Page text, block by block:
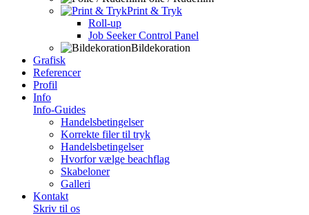
Print & Tryk
Roll-up
Job Seeker Control Panel
Bildekoration
Grafisk
Referencer
Profil
Info
Info-Guides
Handelsbetingelser
Korrekte filer til tryk
Handelsbetingelser
Hvorfor vælge beachflag
Skabeloner
Galleri
Kontakt
Skriv til os